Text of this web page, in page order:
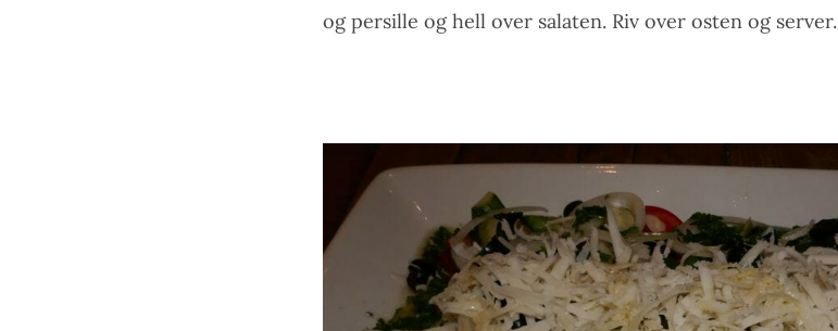
og persille og hell over salaten. Riv over osten og server.